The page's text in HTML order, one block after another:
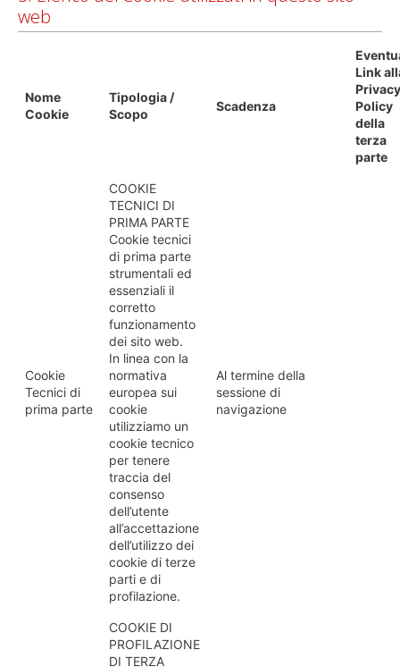
web
Nome
Cookie
Tipologia /
Scopo
Scadenza
Link
Privacy
Policy
della
terza
parte
Cookie
Tecnici di
prima parte
COOKIE
TECNICI DI
PRIMA PARTE
Cookie tecnici
di prima parte
strumentali ed
essenziali il
corretto
funzionamento
dei sito web.
In linea con la
normativa
europea sui
cookie
utilizziamo un
cookie tecnico
per tenere
traccia del
consenso
dell’utente
all’accettazione
dell’utilizzo dei
cookie di terze
parti e di
profilazione.
Al termine della
sessione di
navigazione
COOKIE DI
PROFILAZIONE
DI TERZA